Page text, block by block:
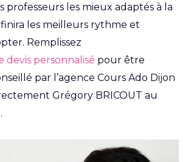
professeurs les mieux adaptés à la
les meilleurs rythme et
Remplissez
devis personnalisé pour être
par l’agence Cours Ado Dijon
Grégory BRICOUT au
.